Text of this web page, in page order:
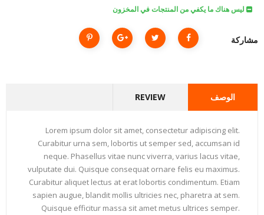
ليس هناك ما يكفي من المنتجات في المخزون
مشاركة
الوصف REVIEW
Lorem ipsum dolor sit amet, consectetur adipiscing elit.
Curabitur urna sem, lobortis ut semper sed, accumsan id
neque. Phasellus vitae nunc viverra, varius lacus vitae,
vulputate dui. Quisque consequat ornare felis eu maximus.
Curabitur aliquet lectus at erat lobortis condimentum. Etiam
sapien augue, blandit mollis ultricies nec, pharetra at sem.
Quisque efficitur massa sit amet metus ultrices semper.